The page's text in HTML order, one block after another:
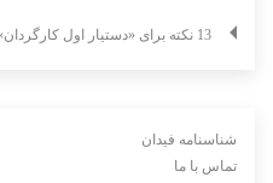
13 نکته برای «دستیار اول کارگردان» بهتری بودن
شناسنامه فیدان
تماس با ما